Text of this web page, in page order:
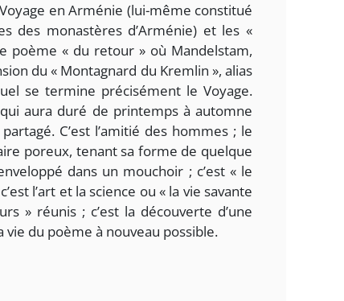
en Arménie (lui-même constitué
des monastères d’Arménie) et les «
poème « du retour » où Mandelstam,
du « Montagnard du Kremlin », alias
se termine précisément le Voyage.
aura duré de printemps à automne
C’est l’amitié des hommes ; le
poreux, tenant sa forme de quelque
dans un mouchoir ; c’est « le
l’art et la science ou « la vie savante
» réunis ; c’est la découverte d’une
vie du poème à nouveau possible.